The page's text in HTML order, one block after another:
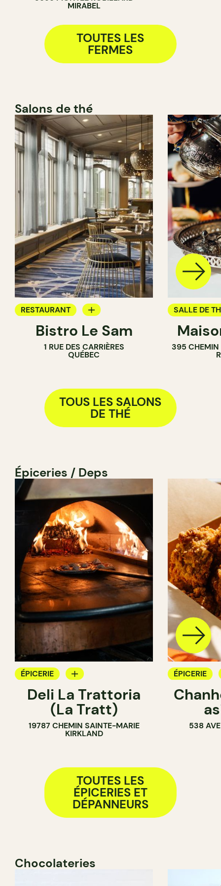
MIRABEL
TOUTES LES
FERMES
Salons de thé
RESTAURANT
BAR À VIN
BAR À COCKTAIL
Bistro Le Sam
1 RUE DES CARRIÈRES
QUÉBEC
SALLE DE
395 CHEMIN
TOUS LES SALONS
DE THÉ
Épiceries / Deps
ÉPICERIE
COMPTOIR
Deli La Trattoria
(La Tratt)
19787 CHEMIN SAINTE-MARIE
KIRKLAND
ÉPICERIE
COMPTOIR
538
TOUTES LES
ÉPICERIES ET
DÉPANNEURS
Chocolateries